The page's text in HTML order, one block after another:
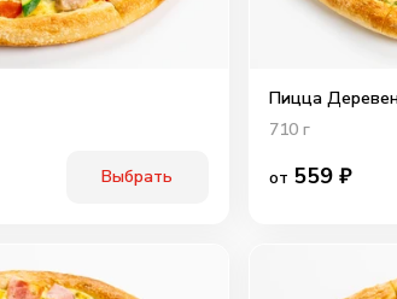
Выбрать
Пицца
710г
от 559 ₽